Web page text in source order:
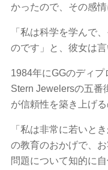
かったので、その感
「私は科学を学んで
のです」と、彼女は言
1984年にGGのディ
Stern Jewelersの五番
が信頼性を築き上げ
「私は非常に若いと
の教育のおかげで、
問題について知的に